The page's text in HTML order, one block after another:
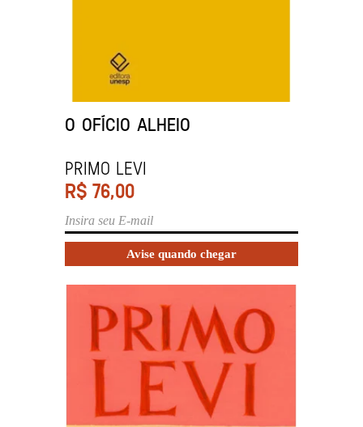
O OFÍCIO ALHEIO
PRIMO LEVI
R$ 76,00